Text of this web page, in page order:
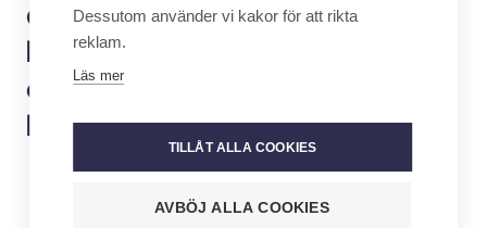
drabba den
kvinnodominerade social-
och häl­so­vårds­bran­schen
hårt
Dessutom använder vi kakor för att rikta
reklam.
Läs mer
TILLÅT ALLA COOKIES
AVBÖJ ALLA COOKIES